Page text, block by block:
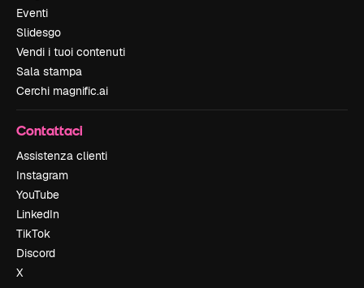
Eventi
Slidesgo
Vendi i tuoi contenuti
Sala stampa
Cerchi magnific.ai
Contattaci
Assistenza clienti
Instagram
YouTube
LinkedIn
TikTok
Discord
X